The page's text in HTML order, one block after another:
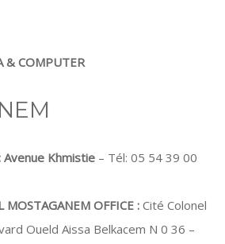
& COMPUTER
Avenue Khmistie – Tél: 05 54 39 00
MOSTAGANEM OFFICE : Cité Colonel
Oueld Aissa Belkacem N 0 36 –